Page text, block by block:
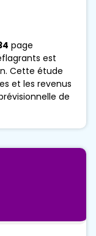
page
est
Cette étude
et les revenus
de